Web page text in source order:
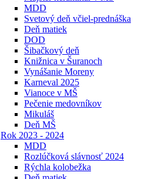
MDD
Svetový deň včiel-prednáška
Deň matiek
DOD
Šibačkový deň
Knižnica v Šuranoch
Vynášanie Moreny
Karneval 2025
Vianoce v MŠ
Pečenie medovníkov
Mikuláš
Deň MŠ
Rok 2023 - 2024
MDD
Rozlúčková slávnosť 2024
Rýchla kolobežka